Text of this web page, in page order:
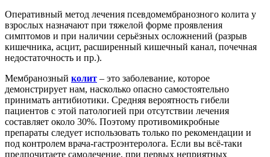
Оперативный метод лечения псевдомембранозного колита у
взрослых назначают при тяжелой форме проявления
симптомов и при наличии серьёзных осложнений (разрыв
кишечника, асцит, расширенный кишечный канал, почечная
недостаточность и пр.).
Мембранозный колит – это заболевание, которое
демонстрирует нам, насколько опасно самостоятельно
принимать антибиотики. Средняя вероятность гибели
пациентов с этой патологией при отсутствии лечения
составляет около 30%. Поэтому противомикробные
препараты следует использовать только по рекомендации и
под контролем врача-гастроэнтеролога. Если вы всё-таки
предпочитаете самолечение, при первых неприятных